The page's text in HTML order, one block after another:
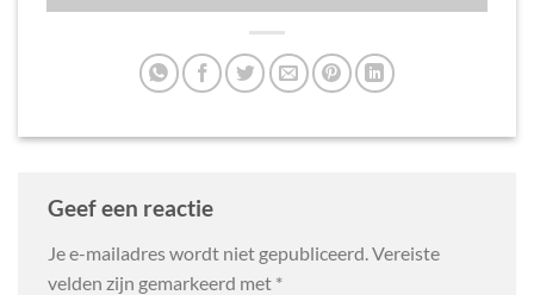
Geef een reactie
Je e-mailadres wordt niet gepubliceerd.Vereiste
velden zijn gemarkeerd met *